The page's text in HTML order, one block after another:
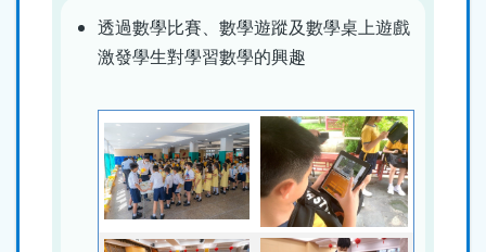
透過數學比賽、數學遊蹤及數學桌上遊戲
激發學生對學習數學的興趣